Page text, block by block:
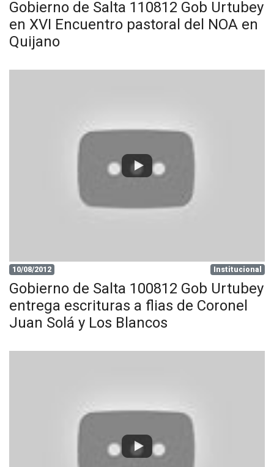
Gobierno de Salta 110812 Gob Urtubey
en XVI Encuentro pastoral del NOA en
Quijano
10/08/2012 Institucional
Gobierno de Salta 100812 Gob Urtubey
entrega escrituras a flias de Coronel
Juan Solá y Los Blancos